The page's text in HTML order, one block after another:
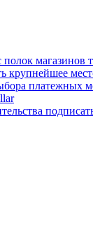
магазинов
крупнейшее
платежных